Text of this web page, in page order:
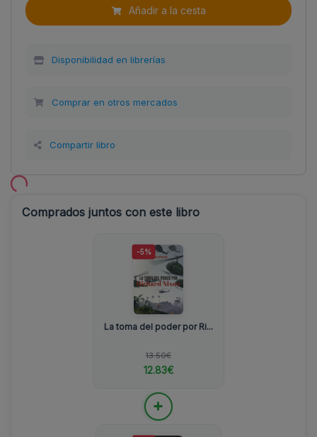
Añadir a la cesta
Disponibilidad en librerías
Comprar en otros mercados
Compartir libro
Comprados juntos con este libro
-5%
La toma del poder por Ri...
13.50€
12.83€
+